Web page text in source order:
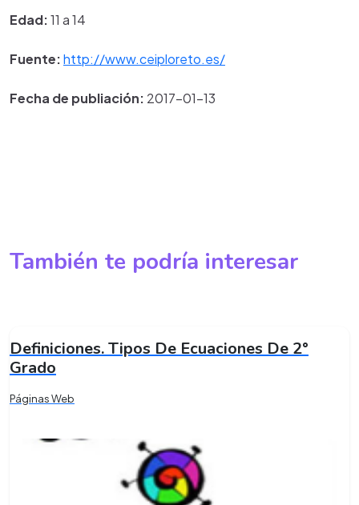
Edad:11 a 14
Fuente:http://www.ceiploreto.es/
Fecha de publiación: 2017-01-13
También te podría interesar
Definiciones. Tipos De Ecuaciones De 2°
Grado
Páginas Web